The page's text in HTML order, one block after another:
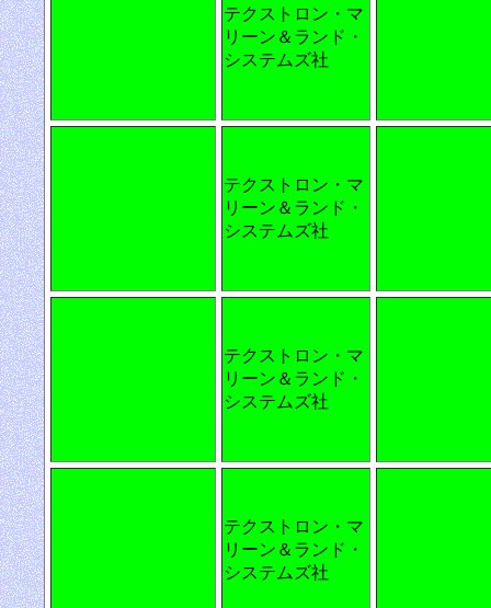
テクストロン・マ
リーン＆ランド・
システムズ社
テクストロン・マ
リーン＆ランド・
システムズ社
テクストロン・マ
リーン＆ランド・
システムズ社
テクストロン・マ
リーン＆ランド・
システムズ社